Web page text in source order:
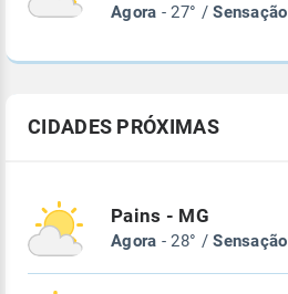
Agora - 27° /Sensação
CIDADES PRÓXIMAS
Pains - MG
Agora - 28° /Sensação